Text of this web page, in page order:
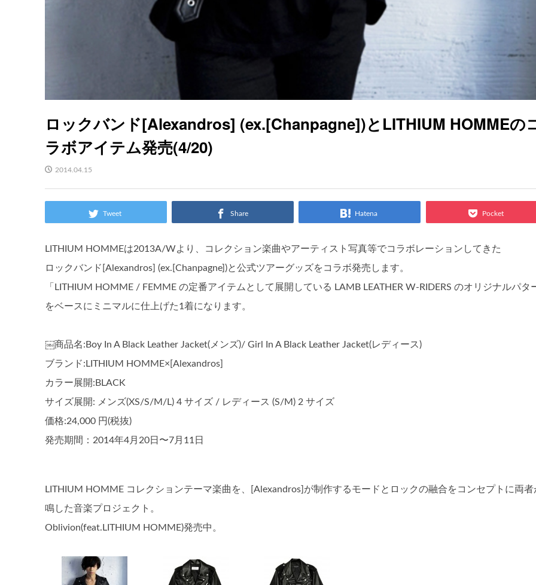
ロックバンド[Alexandros] (ex.[Chanpagne])とLITHIUM HOMMEの
ラボアイテム発売(4/20)
2014.04.15
Tweet Share Hatena Pocket
LITHIUM HOMMEは2013A/Wより、コレクション楽曲やアーティスト写真等でコラボレーションしてきた
ロックバンド[Alexandros] (ex.[Chanpagne])と公式ツアーグッズをコラボ発売します。
「LITHIUM HOMME / FEMME の定番アイテムとして展開している LAMB LEATHER W-RIDERS のオリジナルパタ
をベースにミニマルに仕上げた1着になります。
￼商品名:Boy In A Black Leather Jacket(メンズ)/ Girl In A Black Leather Jacket(レディース)
ブランド:LITHIUM HOMME×[Alexandros]
カラー展開:BLACK
サイズ展開: メンズ(XS/S/M/L) 4 サイズ / レディース (S/M) 2 サイズ
価格:24,000 円(税抜)
発売期間：2014年4月20日〜7月11日
LITHIUM HOMME コレクションテーマ楽曲を、[Alexandros]が制作するモードとロックの融合をコンセプトに両者
鳴した音楽プロジェクト。
Oblivion(feat.LITHIUM HOMME)発売中。